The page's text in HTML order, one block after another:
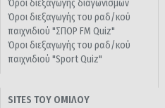
Όροι διεξαγωγής διαγωνισμών
Όροι διεξαγωγής του ραδ/κού
παιχνιδιού "ΣΠΟΡ FM Quiz"
Όροι διεξαγωγής του ραδ/κού
παιχνιδιού "Sport Quiz"
SITES ΤΟΥ ΟΜΙΛΟΥ